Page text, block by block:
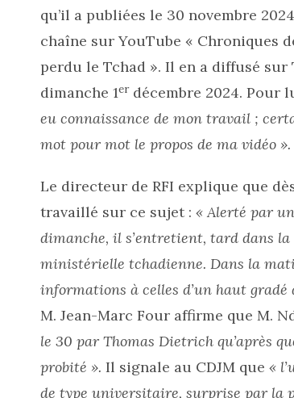
qu’il a publiées le 30 novembre
chaîne sur YouTube « Chroniques
perdu le Tchad ». Il en a diffusé sur
dimanche 1erdécembre 2024. Pour
eu connaissance de mon travail ;
mot pour mot le propos de ma vidéo ».
Le directeur de RFI explique que
travaillé sur ce sujet : « Alerté par
dimanche, il s’entretient, tard dans la
ministérielle tchadienne. Dans la
informations à celles d’un haut
M. Jean-Marc Four affirme que M.
le 30 par Thomas Dietrich qu’après
probité ». Il signale au CDJM que «
de type universitaire, surprise par la